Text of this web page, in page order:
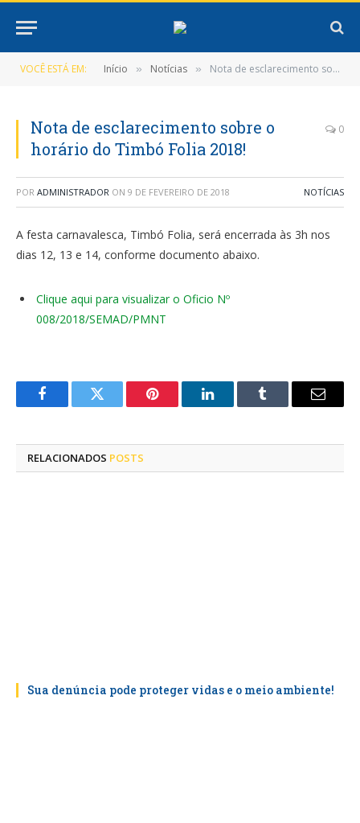
VOCÊ ESTÁ EM: Início » Notícias » Nota de esclarecimento sobre o horário do Timbó Folia 2018!
Nota de esclarecimento sobre o
horário do Timbó Folia 2018!
0
POR ADMINISTRADOR ON 9 DE FEVEREIRO DE 2018 NOTÍCIAS
A festa carnavalesca, Timbó Folia, será encerrada às 3h nos
dias 12, 13 e 14, conforme documento abaixo.
Clique aqui para visualizar o Oficio Nº
008/2018/SEMAD/PMNT
FacebookTwitter Pinterest LinkedInTumblr
E-
RELACIONADOS POSTS
Sua denúncia pode proteger vidas e o meio ambiente!